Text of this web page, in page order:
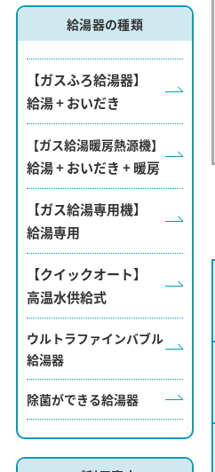
給湯器の種類
【ガスふろ給湯器】
給湯 + おいだき
【ガス給湯暖房熱源機】
給湯 + おいだき + 暖房
【ガス給湯専用機】
給湯専用
【クイックオート】
高温水供給式
ウルトラファインバブル
給湯器
除菌ができる給湯器